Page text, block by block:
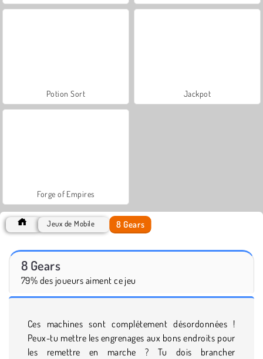
Potion Sort Jackpot
Forge of Empires
Jeux de Mobile 8 Gears
8 Gears
79% des joueurs aiment ce jeu
Ces machines sont complétement désordonnées !
Peux-tu mettre les engrenages aux bons endroits pour
les remettre en marche ? Tu dois brancher